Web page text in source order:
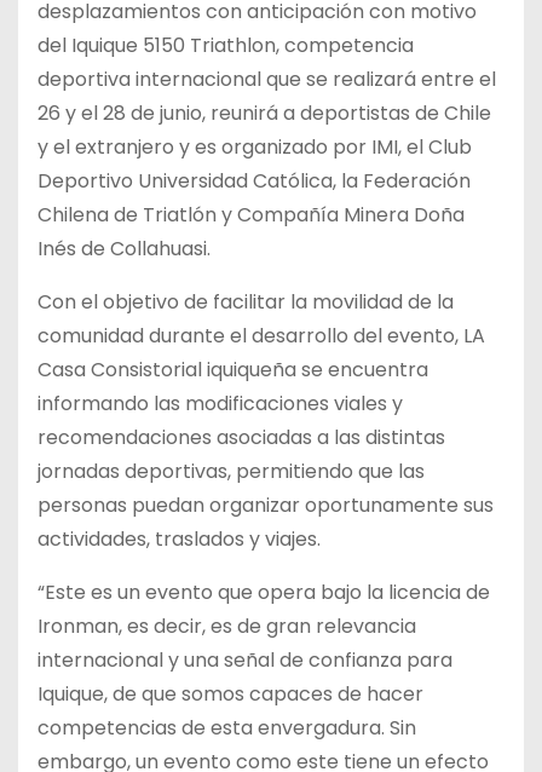
desplazamientos con anticipación con motivo
del Iquique 5150 Triathlon, competencia
deportiva internacional que se realizará entre el
26 y el 28 de junio, reunirá a deportistas de Chile
y el extranjero y es organizado por IMI, el Club
Deportivo Universidad Católica, la Federación
Chilena de Triatlón y Compañía Minera Doña
Inés de Collahuasi.
Con el objetivo de facilitar la movilidad de la
comunidad durante el desarrollo del evento, LA
Casa Consistorial iquiqueña se encuentra
informando las modificaciones viales y
recomendaciones asociadas a las distintas
jornadas deportivas, permitiendo que las
personas puedan organizar oportunamente sus
actividades, traslados y viajes.
“Este es un evento que opera bajo la licencia de
Ironman, es decir, es de gran relevancia
internacional y una señal de confianza para
Iquique, de que somos capaces de hacer
competencias de esta envergadura. Sin
embargo, un evento como este tiene un efecto